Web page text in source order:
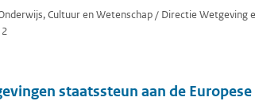
Cultuur en Wetenschap / Directie Wetgeving
staatssteun aan de